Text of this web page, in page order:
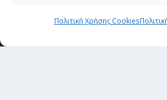
Πολιτική Χρήσης Cookies